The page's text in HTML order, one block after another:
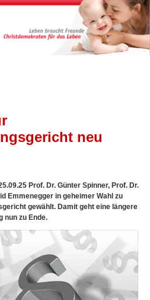
neu
Prof. Dr. Günter Spinner, Prof. Dr.
Emmenegger in geheimer Wahl zu
gewählt. Damit geht eine längere
nun zu Ende.